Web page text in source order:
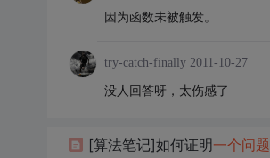
因为函数未被触发。
try-catch-finally 2011-10-27
没人回答呀，太伤感了
[算法笔记]如何证明一个问题